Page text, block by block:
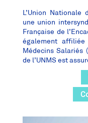
L’Union Nationale
une union
Française de
également
Médecins Salariés
de l’UNMS est